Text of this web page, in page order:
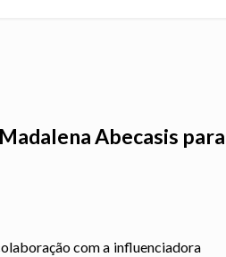
Abecasis
com a influenciadora